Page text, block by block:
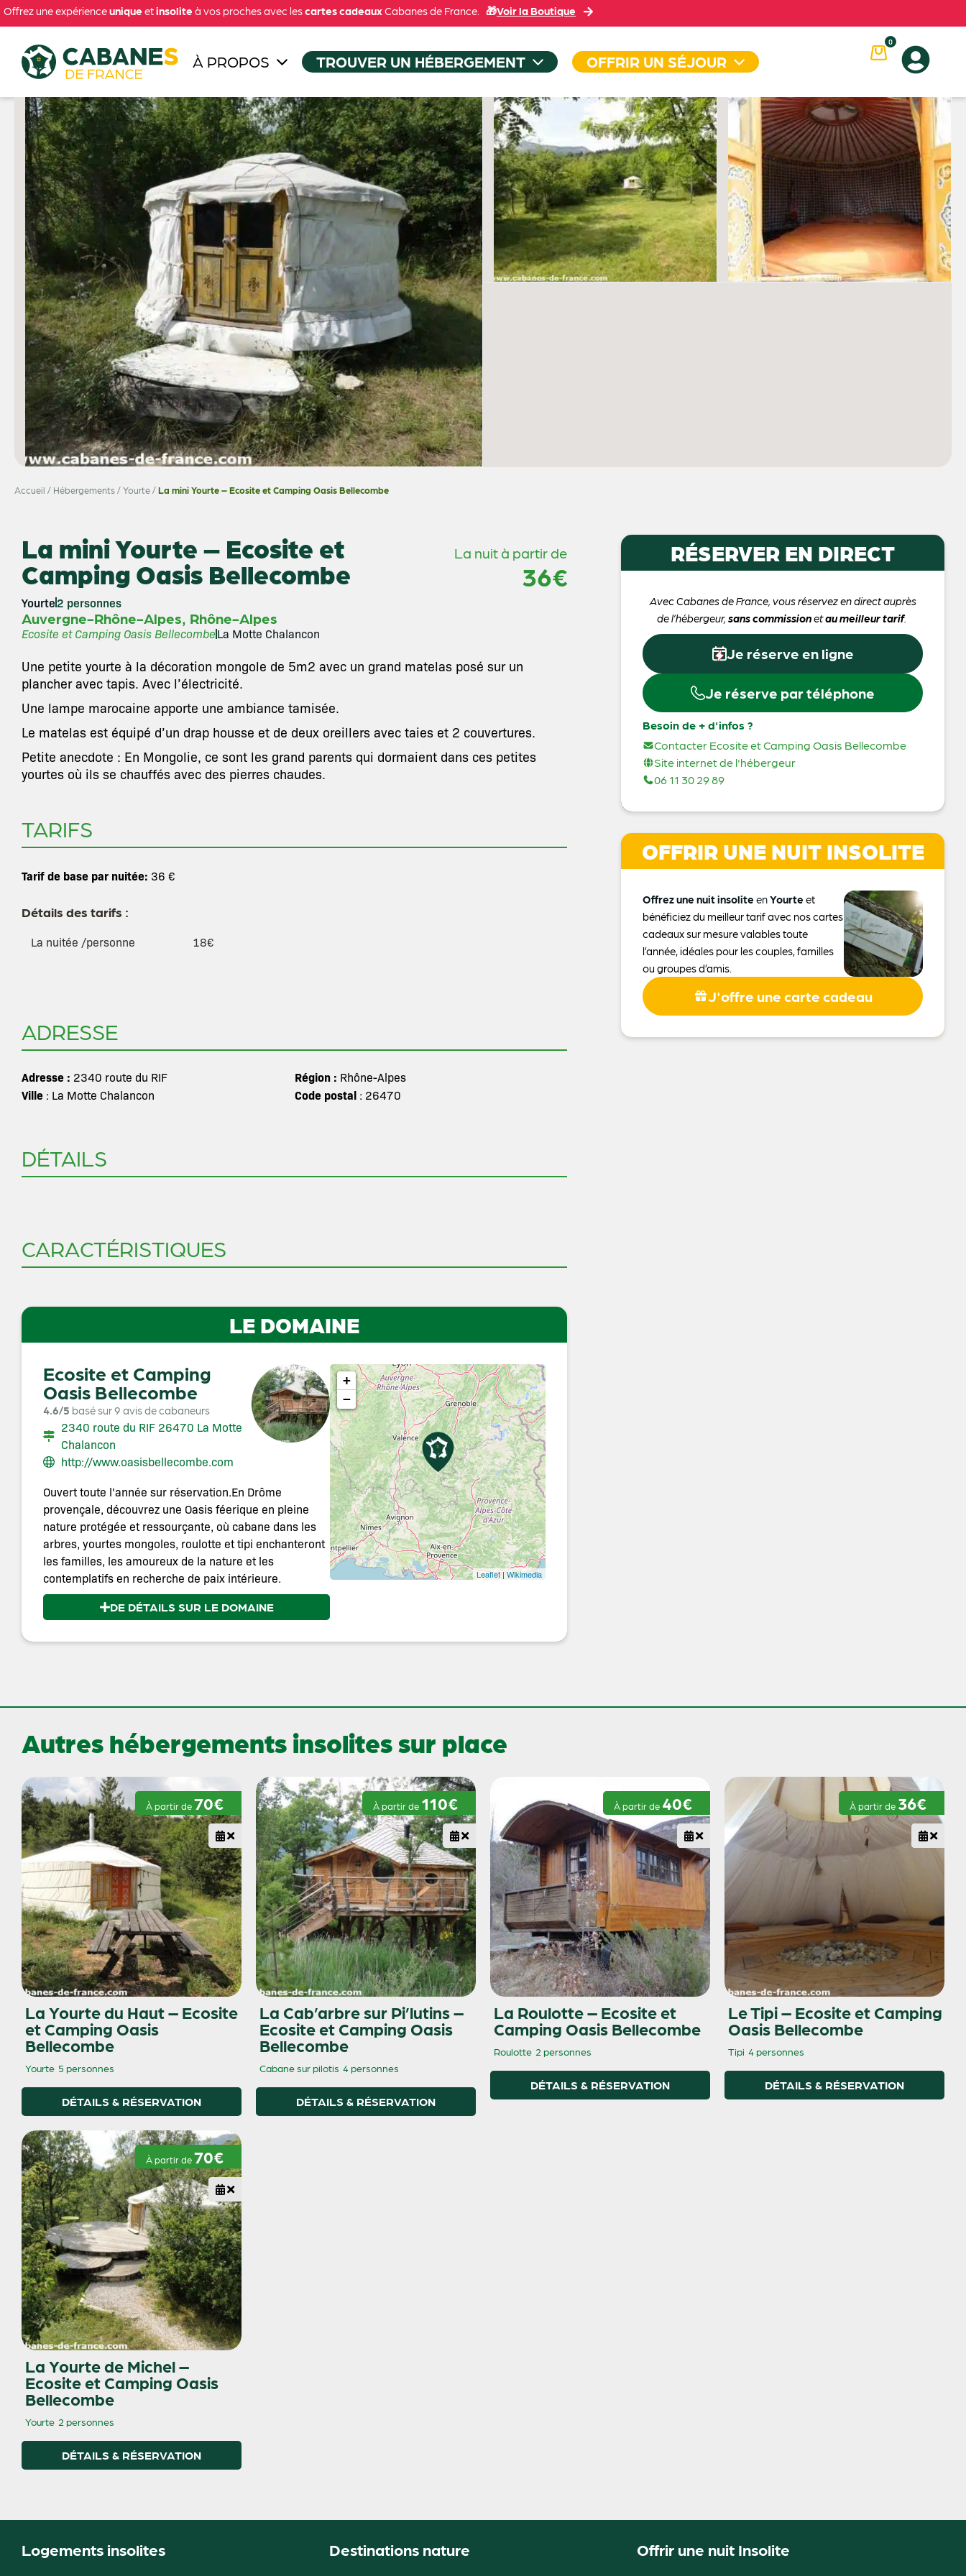
Offrez une expérienceunique etinsolite à vos proches avec lescartes cadeauxCabanes de France. 🎁Voir la Boutique
À PROPOS TROUVER UN HÉBERGEMENT OFFRIR UN SÉJOUR
0
Accueil / Hébergements/Yourte/La mini Yourte – Ecosite et Camping Oasis Bellecombe
La mini Yourte – Ecosite et
Camping Oasis Bellecombe
Yourte2 personnes
La nuit à partir de
36€
Auvergne-Rhône-Alpes, Rhône-Alpes
Ecosite et Camping Oasis BellecombeLa Motte Chalancon
Une petite yourte à la décoration mongole de 5m2 avec un grand matelas posé sur un
plancher avec tapis. Avec l’électricité.
Une lampe marocaine apporte une ambiance tamisée.
Le matelas est équipé d’un drap housse et de deux oreillers avec taies et 2 couvertures.
Petite anecdote : En Mongolie, ce sont les grand parents qui dormaient dans ces petites
yourtes où ils se chauffés avec des pierres chaudes.
TARIFS
Tarif de base par nuitée: 36 €
Détails des tarifs :
La nuitée /personne 18€
ADRESSE
Adresse : 2340 route du RIF
Ville : La Motte Chalancon
Région : Rhône-Alpes
Code postal: 26470
DÉTAILS
CARACTÉRISTIQUES
LE DOMAINE
Ecosite et Camping
Oasis Bellecombe
4.6/5 basé sur 9 avis de cabaneurs
2340 route du RIF 26470 La Motte
Chalancon
http://www.oasisbellecombe.com
Ouvert toute l'année sur réservation.En Drôme
provençale, découvrez une Oasis féerique en pleine
nature protégée et ressourçante, où cabane dans les
arbres, yourtes mongoles, roulotte et tipi enchanteront
les familles, les amoureux de la nature et les
contemplatifs en recherche de paix intérieure.
DE DÉTAILS SUR LE DOMAINE
+
−
Leaflet|Wikimedia
RÉSERVER EN DIRECT
Avec Cabanes de France, vous réservez en direct auprès
de l’hébergeur, sans commissionetau meilleur tarif.
Je réserve en ligne
Je réserve par téléphone
Besoin de + d'infos ?
Contacter Ecosite et Camping Oasis Bellecombe
Site internet de l'hébergeur
06 11 30 29 89
OFFRIR UNE NUIT INSOLITE
Offrez une nuit insolite enYourte et
bénéficiez du meilleur tarif avec nos cartes
cadeaux sur mesure valables toute
l’année, idéales pour les couples, familles
ou groupes d’amis.
J'offre une carte cadeau
Autres hébergements insolites sur place
À partir de70€
La Yourte du Haut – Ecosite
et Camping Oasis
Bellecombe
Yourte 5 personnes
DÉTAILS & RÉSERVATION
À partir de 110€
La Cab’arbre sur Pi’lutins –
Ecosite et Camping Oasis
Bellecombe
Cabane sur pilotis 4 personnes
DÉTAILS & RÉSERVATION
À partir de 40€
La Roulotte – Ecosite et
Camping Oasis Bellecombe
Roulotte 2 personnes
DÉTAILS & RÉSERVATION
À partir de 36€
Le Tipi – Ecosite et Camping
Oasis Bellecombe
Tipi 4 personnes
DÉTAILS & RÉSERVATION
À partir de70€
La Yourte de Michel –
Ecosite et Camping Oasis
Bellecombe
Yourte 2 personnes
DÉTAILS & RÉSERVATION
Logements insolites Destinations nature Offrir une nuit Insolite